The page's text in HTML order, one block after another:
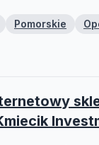
Pomorskie